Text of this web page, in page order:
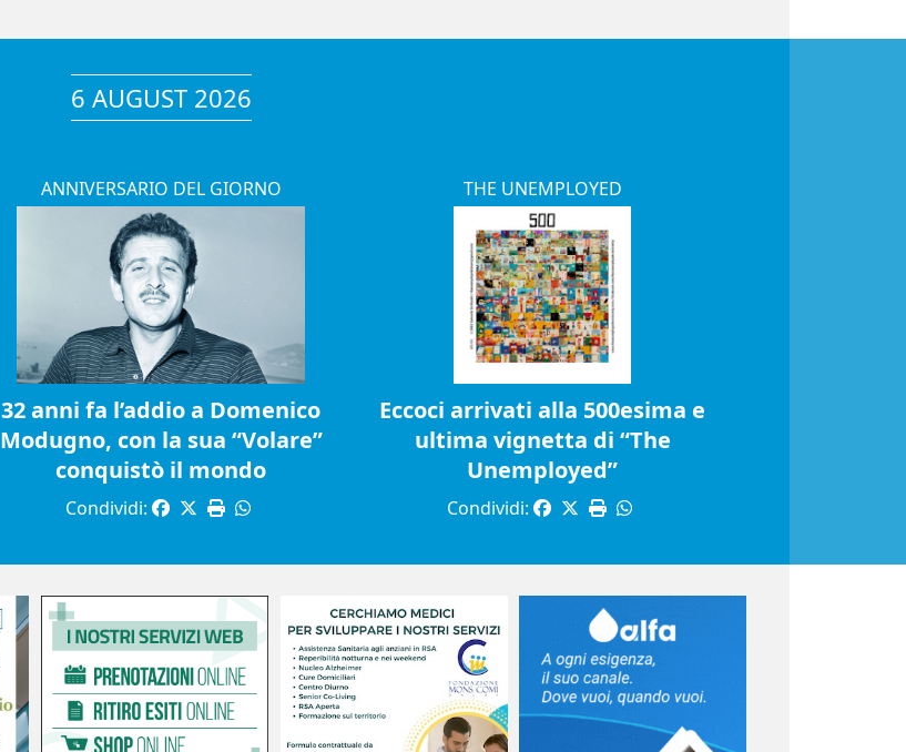
6 AUGUST 2026
ANNIVERSARIO DEL GIORNO
32 anni fa l’addio a Domenico
Modugno, con la sua “Volare”
conquistò il mondo
Condividi:
THE UNEMPLOYED
Eccoci arrivati alla 500esima e
ultima vignetta di “The
Unemployed”
Condividi: